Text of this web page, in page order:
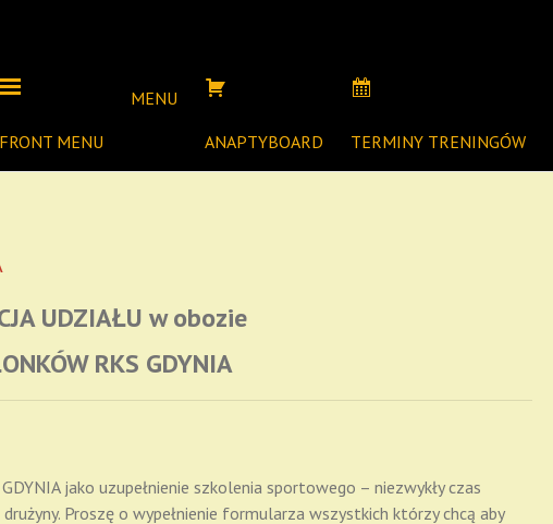
FRONT MENU
MENU
ANAPTYBOARD
TERMINY TRENINGÓW
UDZIAŁU w obozie
RKS GDYNIA
jako uzupełnienie szkolenia sportowego – niezwykły czas
Proszę o wypełnienie formularza wszystkich którzy chcą aby